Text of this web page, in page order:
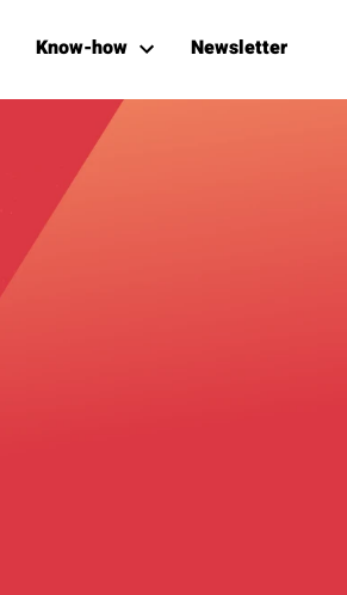
Know-how Newsletter